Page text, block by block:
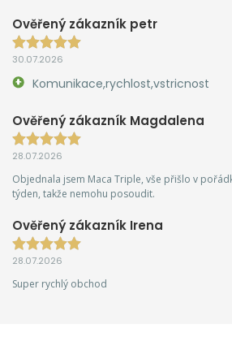
Ověřený zákazník petr
30.07.2026
Komunikace,rychlost,vstricnost
Ověřený zákazník Magdalena
28.07.2026
Objednala jsem Maca Triple, vše přišlo v
týden, takže nemohu posoudit.
Ověřený zákazník Irena
28.07.2026
Super rychlý obchod